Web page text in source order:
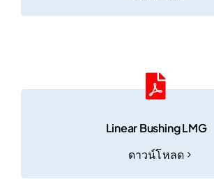
Linear Bushing LMG
ดาวน์โหลด